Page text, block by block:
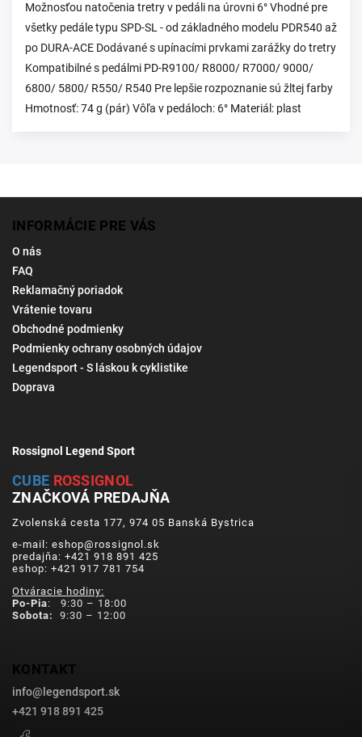
Možnosťou natočenia tretry v pedáli na úrovni 6° Vhodné pre
všetky pedále typu SPD-SL - od základného modelu PDR540 až
po DURA-ACE Dodávané s upínacími prvkami zarážky do tretry
Kompatibilné s pedálmi PD-R9100/ R8000/ R7000/ 9000/
6800/ 5800/ R550/ R540 Pre lepšie rozpoznanie sú žltej farby
Hmotnosť: 74 g (pár) Vôľa v pedáloch: 6° Materiál: plast
INFORMÁCIE PRE VÁS
O nás
FAQ
Reklamačný poriadok
Vrátenie tovaru
Obchodné podmienky
Podmienky ochrany osobných údajov
Legendsport - S láskou k cyklistike
Doprava
Rossignol Legend Sport
CUBE ROSSIGNOL
ZNAČKOVÁ PREDAJŇA
Zvolenská cesta 177, 974 05 Banská Bystrica
e-mail: eshop@rossignol.sk
predajňa: +421 918 891 425
eshop: +421 917 781 754
Otváracie hodiny:
Po-Pia: 9:30 – 18:00
Sobota:
9:30 – 12:00
KONTAKT
info@ legendsport.sk
+421 918 891 425